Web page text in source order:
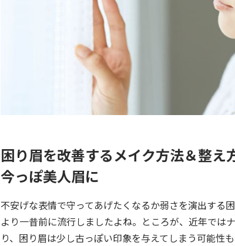
困り眉を改善するメイク方法＆整え
今っぽ美人眉に
不安げな表情で守ってあげたくなるか弱さを演出する
より一昔前に流行しましたよね。ところが、近年では
り、困り眉は少し古っぽい印象を与えてしまう可能性も